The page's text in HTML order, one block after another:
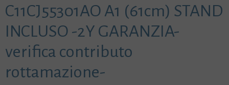
C11CJ55301AO A1 (61cm) STAND
INCLUSO -2Y GARANZIA-
verifica contributo
rottamazione-